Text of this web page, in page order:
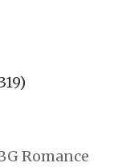
Romance